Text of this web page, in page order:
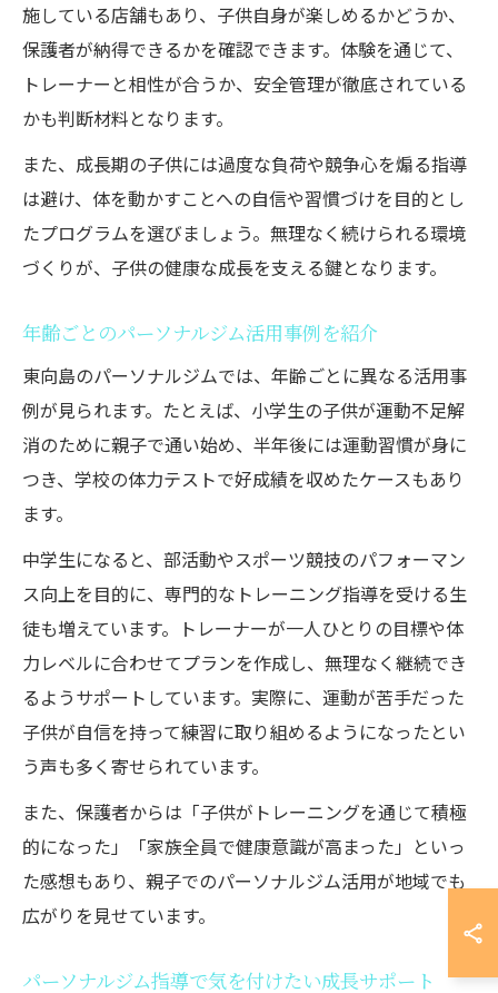
施している店舗もあり、子供自身が楽しめるかどうか、
保護者が納得できるかを確認できます。体験を通じて、
トレーナーと相性が合うか、安全管理が徹底されている
かも判断材料となります。
また、成長期の子供には過度な負荷や競争心を煽る指導
は避け、体を動かすことへの自信や習慣づけを目的とし
たプログラムを選びましょう。無理なく続けられる環境
づくりが、子供の健康な成長を支える鍵となります。
年齢ごとのパーソナルジム活用事例を紹介
東向島のパーソナルジムでは、年齢ごとに異なる活用事
例が見られます。たとえば、小学生の子供が運動不足解
消のために親子で通い始め、半年後には運動習慣が身に
つき、学校の体力テストで好成績を収めたケースもあり
ます。
中学生になると、部活動やスポーツ競技のパフォーマン
ス向上を目的に、専門的なトレーニング指導を受ける生
徒も増えています。トレーナーが一人ひとりの目標や体
力レベルに合わせてプランを作成し、無理なく継続でき
るようサポートしています。実際に、運動が苦手だった
子供が自信を持って練習に取り組めるようになったとい
う声も多く寄せられています。
また、保護者からは「子供がトレーニングを通じて積極
的になった」「家族全員で健康意識が高まった」といっ
た感想もあり、親子でのパーソナルジム活用が地域でも
広がりを見せています。
パーソナルジム指導で気を付けたい成長サポート